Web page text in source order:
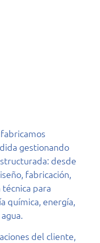
gestionando
desde
fabricación,
para
química, energía,
del cliente,